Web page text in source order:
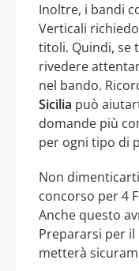
Inoltre, i bandi
Verticali
titoli. Quindi, se
rivedere
nel bando.
Sicilia può
domande più
per ogni tipo di
Non
concorso per 4
Anche questo
Prepararsi per il
metterà